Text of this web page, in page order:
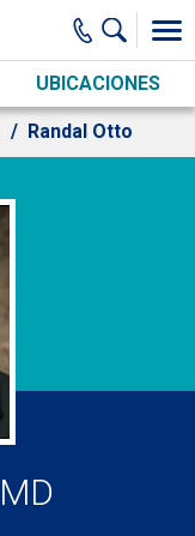
UBICACIONES
Randal Otto